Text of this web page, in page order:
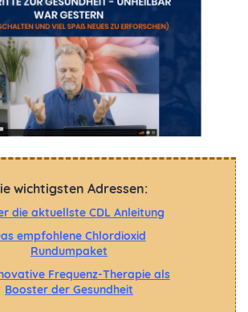
wichtigsten Adressen:
die aktuellste CDL Anleitung
empfohlene Chlordioxid
Rundumpaket
Frequenz-Therapie als
Booster der Gesundheit